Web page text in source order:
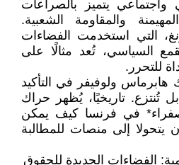
يتميز بالصراعات
والمقاومة الشعبية.
التي استخدمت الفضاءات
السياسي، تُعد مثالًا على
للتحرر.
ولوفيفر في التأكيد
تُنتزع. تاريخيًا، يُظهر حراك
في فرنسا كيف يمكن
يتحولا إلى منصات للمطالبة
الفضاءات الجديدة للحقوق